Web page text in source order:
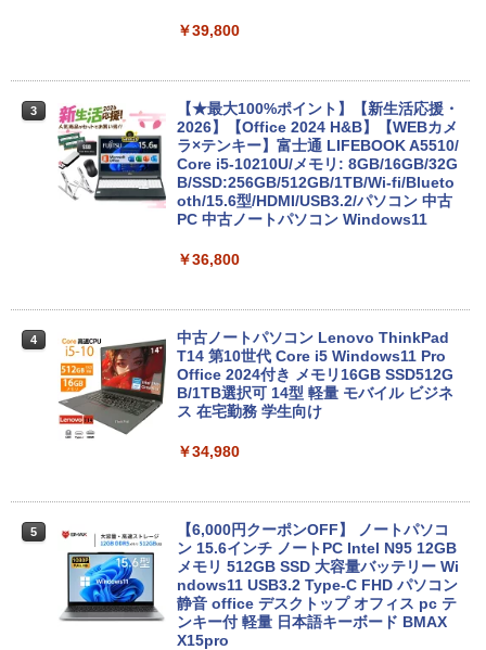
￥39,800
3
【★最大100%ポイント】【新生活応援・
2026】【Office 2024 H&B】【WEBカメ
ラ×テンキー】富士通 LIFEBOOK A5510/
Core i5-10210U/メモリ: 8GB/16GB/32G
B/SSD:256GB/512GB/1TB/Wi-fi/Blueto
oth/15.6型/HDMI/USB3.2/パソコン 中古
PC 中古ノートパソコン Windows11
￥36,800
4
中古ノートパソコン Lenovo ThinkPad
T14 第10世代 Core i5 Windows11 Pro
Office 2024付き メモリ16GB SSD512G
B/1TB選択可 14型 軽量 モバイル ビジネ
ス 在宅勤務 学生向け
￥34,980
5
【6,000円クーポンOFF】 ノートパソコ
ン 15.6インチ ノートPC Intel N95 12GB
メモリ 512GB SSD 大容量バッテリー Wi
ndows11 USB3.2 Type-C FHD パソコン
静音 office デスクトップ オフィス pc テ
ンキー付 軽量 日本語キーボード BMAX
X15pro